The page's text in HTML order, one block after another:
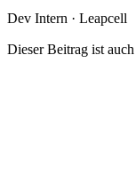
Dev Intern · Leapcell
Dieser Beitrag ist